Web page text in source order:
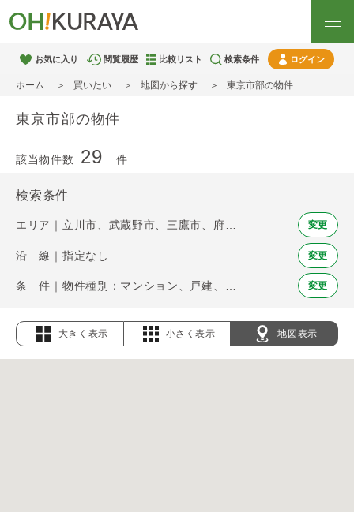
お気に入り 閲覧履歴 比較リスト 検索条件 ログイン
ホーム 買いたい 地図から探す 東京市部の物件
東京市部の物件
該当物件数 29 件
検索条件
エリア｜立川市、武蔵野市、三鷹市、府中市、調布市、小金井市、小平市、日野市、東村山市、国分寺市、国立市、狛江市、東大和市、東久留米市、多摩市、稲城市、西東京市 変更
沿 線｜指定なし 変更
変更
大きく表示 小さく表示 地図表示